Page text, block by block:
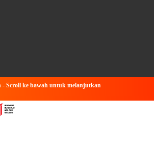
- Scroll ke bawah untuk melanjutkan